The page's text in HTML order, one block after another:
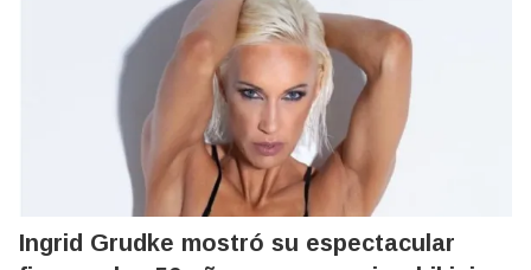
Ingrid Grudke mostró su espectacular